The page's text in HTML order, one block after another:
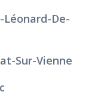
Léonard-De-
Sur-Vienne